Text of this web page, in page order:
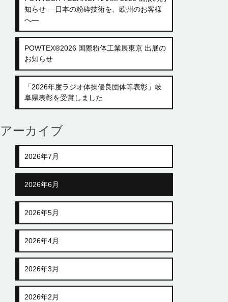
知らせ ―日本の粉砕技術を、欧州のお客様
へ―
POWTEX®2026 国際粉体工業展東京 出展の
お知らせ
「2026年度ラジオ体操優良団体等表彰」岐
阜県表彰を受賞しました
アーカイブ
2026年7月
2026年6月
2026年5月
2026年4月
2026年3月
2026年2月